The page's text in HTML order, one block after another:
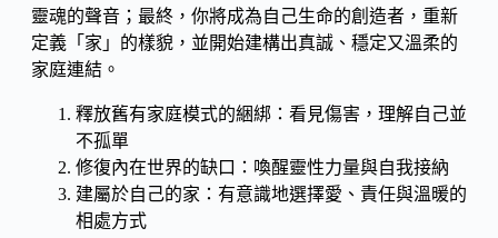
靈魂的聲音；最終，你將成為自己生命的創造者，重新
定義「家」的樣貌，並開始建構出真誠、穩定又溫柔的
家庭連結。
釋放舊有家庭模式的綑綁：看見傷害，理解自己並
不孤單
修復內在世界的缺口：喚醒靈性力量與自我接納
建屬於自己的家：有意識地選擇愛、責任與溫暖的
相處方式